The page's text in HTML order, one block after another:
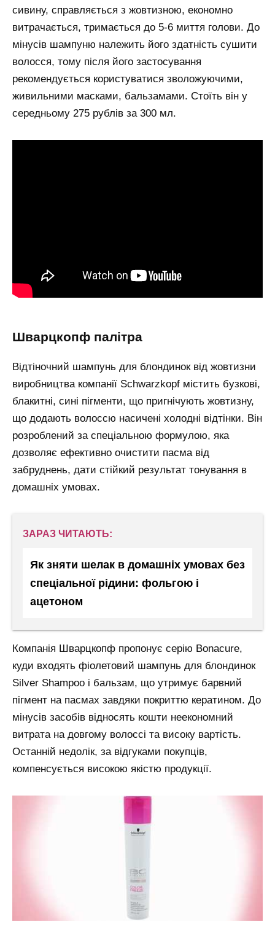
сивину, справляється з жовтизною, економно
витрачається, тримається до 5-6 миття голови. До
мінусів шампуню належить його здатність сушити
волосся, тому після його застосування
рекомендується користуватися зволожуючими,
живильними масками, бальзамами. Стоїть він у
середньому 275 рублів за 300 мл.
шварцкопф палітра
Відтіночний шампунь для блондинок від жовтизни
виробництва компанії Schwarzkopf містить бузкові,
блакитні, сині пігменти, що пригнічують жовтизну,
що додають волоссю насичені холодні відтінки. Він
розроблений за спеціальною формулою, яка
дозволяє ефективно очистити пасма від
забруднень, дати стійкий результат тонування в
домашніх умовах.
ЗАРАЗ ЧИТАЮТЬ:
Як зняти шелак в домашніх умовах без
спеціальної рідини: фольгою і
ацетоном
Компанія Шварцкопф пропонує серію Bonacure,
куди входять фіолетовий шампунь для блондинок
Silver Shampoo і бальзам, що утримує барвний
пігмент на пасмах завдяки покриттю кератином. До
мінусів засобів відносять кошти неекономний
витрата на довгому волоссі та високу вартість.
Останній недолік, за відгуками покупців,
компенсується високою якістю продукції.